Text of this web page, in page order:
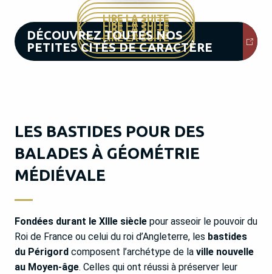
LIRE LA SUITE
LIRE LA SUITE
LIRE LA SUITE
LIRE LA SUITE
LIRE LA SUITE
DÉCOUVREZ TOUTES NOS
PETITES CITÉS DE CARACTÈRE
LES BASTIDES POUR DES
BALADES À GÉOMÉTRIE
MÉDIÉVALE
Fondées durant le XIIIe siècle pour asseoir le pouvoir du
Roi de France ou celui du roi d’Angleterre, les bastides
du Périgord composent l’archétype de la ville nouvelle
au Moyen-âge. Celles qui ont réussi à préserver leur